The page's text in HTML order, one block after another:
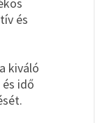
és
kiváló
idő